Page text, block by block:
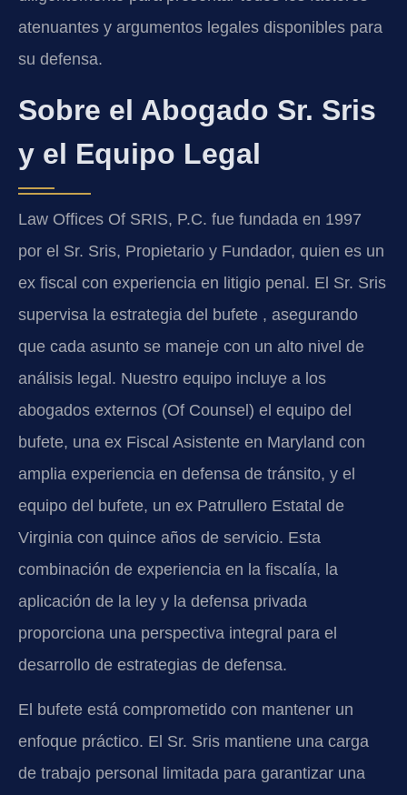
atenuantes y argumentos legales disponibles para
su defensa.
Sobre el Abogado Sr. Sris
y el Equipo Legal
Law Offices Of SRIS, P.C. fue fundada en 1997
por el Sr. Sris, Propietario y Fundador, quien es un
ex fiscal con experiencia en litigio penal. El Sr. Sris
supervisa la estrategia del bufete , asegurando
que cada asunto se maneje con un alto nivel de
análisis legal. Nuestro equipo incluye a los
abogados externos (Of Counsel) el equipo del
bufete, una ex Fiscal Asistente en Maryland con
amplia experiencia en defensa de tránsito, y el
equipo del bufete, un ex Patrullero Estatal de
Virginia con quince años de servicio. Esta
combinación de experiencia en la fiscalía, la
aplicación de la ley y la defensa privada
proporciona una perspectiva integral para el
desarrollo de estrategias de defensa.
El bufete está comprometido con mantener un
enfoque práctico. El Sr. Sris mantiene una carga
de trabajo personal limitada para garantizar una